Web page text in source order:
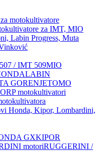
motokultivatore
/ IMT 509MIO
LABIN
GORENJETOMO
motokultivatori
GXKIPOR
motoriRUGGERINI /